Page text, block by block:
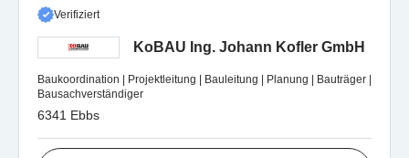
Verifiziert
KoBAU Ing. Johann Kofler GmbH
Baukoordination | Projektleitung | Bauleitung | Planung | Bauträger |
Bausachverständiger
6341 Ebbs